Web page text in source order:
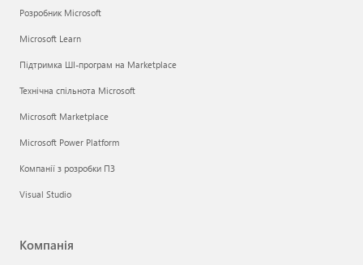
Розробник Microsoft
Microsoft Learn
Підтримка ШІ-програм на Marketplace
Технічна спільнота Microsoft
Microsoft Marketplace
Microsoft Power Platform
Компанії з розробки ПЗ
Visual Studio
Компанія